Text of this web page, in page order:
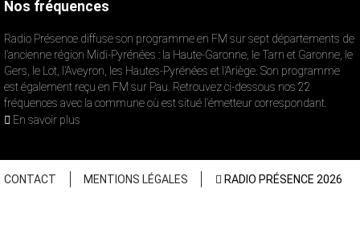
Nos fréquences
Radio Présence diffuse son programme en FM sur sept départements de
l’ancienne région Midi-Pyrénées : la Haute-Garonne, le Tarn et Garonne, le
Gers, le Lot, l’Aveyron, les Hautes-Pyrénées et l’Ariège. Son programme
est également reçu en FM sur Pau. Retrouvez ci-dessous nos 22
fréquences avec la commune où est situé l’émetteur correspondant.
En savoir plus
CONTACT MENTIONS LÉGALES RADIO PRÉSENCE 2026